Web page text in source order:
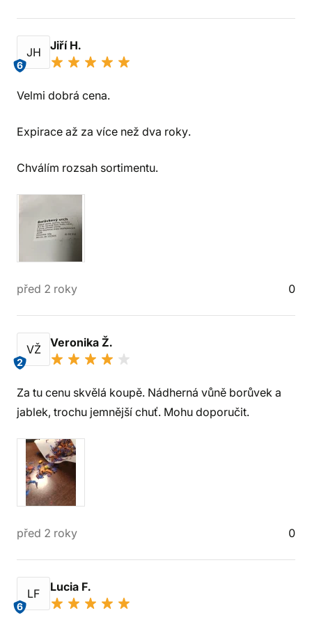
JH
6
Jiří H.
Velmi dobrá cena.
Expirace až za více než dva roky.
Chválím rozsah sortimentu.
před 2 roky 0
VŽ
2
Veronika Ž.
Za tu cenu skvělá koupě. Nádherná vůně borůvek a
jablek, trochu jemnější chuť. Mohu doporučit.
před 2 roky 0
LF
6
Lucia F.